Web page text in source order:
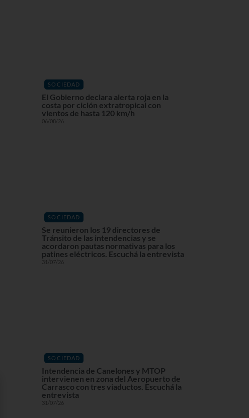
SOCIEDAD
El Gobierno declara alerta roja en la
costa por ciclón extratropical con
vientos de hasta 120 km/h
06/08/26
SOCIEDAD
Se reunieron los 19 directores de
Tránsito de las intendencias y se
acordaron pautas normativas para los
patines eléctricos. Escuchá la entrevista
31/07/26
SOCIEDAD
Intendencia de Canelones y MTOP
intervienen en zona del Aeropuerto de
Carrasco con tres viaductos. Escuchá la
entrevista
31/07/26